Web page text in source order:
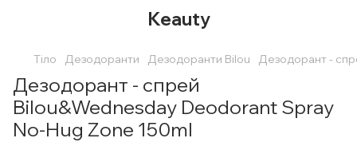
Keauty
Тіло Дезодоранти Дезодоранти Bilou Дезодорант -
Дезодорант - спрей
Bilou&Wednesday Deodorant Spray
No-Hug Zone 150ml